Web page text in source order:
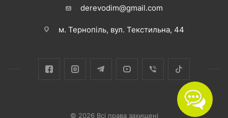
derevodim@gmail.com
м. Тернопіль, вул. Текстильна, 44
© 2026 Всі права захищені